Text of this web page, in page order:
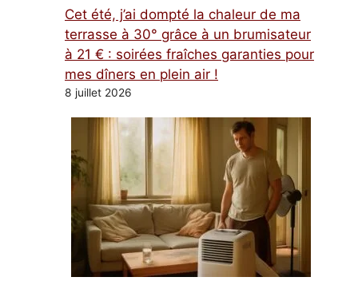
Cet été, j’ai dompté la chaleur de ma
terrasse à 30° grâce à un brumisateur
à 21 € : soirées fraîches garanties pour
mes dîners en plein air !
8 juillet 2026